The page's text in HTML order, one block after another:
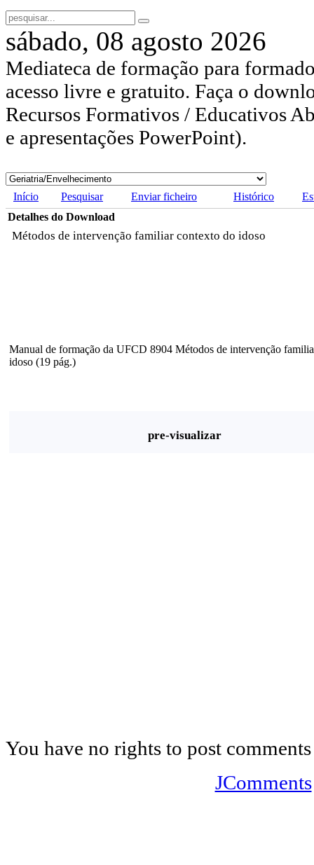
sábado, 08 agosto 2026
Mediateca de formação para
acesso livre e gratuito. Faça o
Recursos Formativos / Educativos
e apresentações PowerPoint).
Início Pesquisar Enviar ficheiro Histórico
Detalhes do Download
Métodos de intervenção familiar contexto do idoso
Manual de formação da UFCD 8904 Métodos de intervenção
idoso (19 pág.)
pre-visualizar
You have no rights to post comments
JComments